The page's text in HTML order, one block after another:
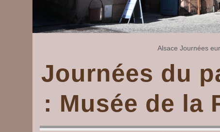
Alsace Journées
Journées du
: Musée de la